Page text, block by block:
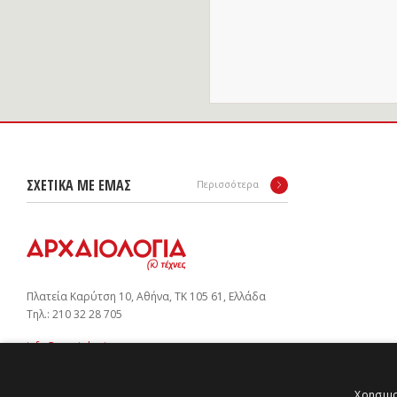
ΣΧΕΤΙΚΑ ΜΕ ΕΜΑΣ Περισσότερα
Πλατεία Καρύτση 10, Αθήνα, ΤΚ 105 61, Ελλάδα
Tηλ.: 210 32 28 705
info@arxaiologia.gr